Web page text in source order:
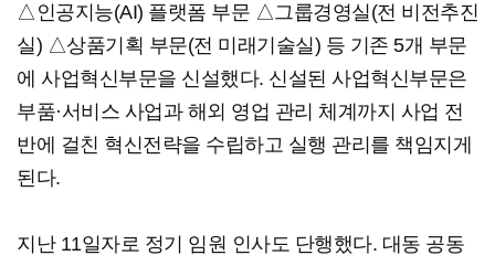
△인공지능(AI) 플랫폼 부문 △그룹경영실(전 비전추진
실) △상품기획 부문(전 미래기술실) 등 기존 5개 부문
에 사업혁신부문을 신설했다. 신설된 사업혁신부문은
부품·서비스 사업과 해외 영업 관리 체계까지 사업 전
반에 걸친 혁신전략을 수립하고 실행 관리를 책임지게
된다.
지난 11일자로 정기 임원 인사도 단행했다. 대동 공동